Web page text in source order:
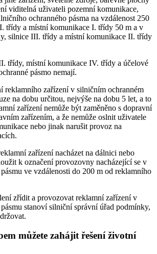
viditelná uživateli pozemní komunikace,
ochranného pásma na vzdálenost 250
třídy a místní komunikace I. třídy 50 m a v
silnice III. třídy a místní komunikace II. třídy
třídy, místní komunikace IV. třídy a účelové
pásmo nemají.
reklamního zařízení v silničním ochranném
na dobu určitou, nejvýše na dobu 5 let, a to
zařízení nemůže být zaměněno s dopravní
zařízením, a že nemůže oslnit uživatele
nebo jinak narušit provoz na
zařízení nacházet na dálnici nebo
k označení provozovny nacházející se v
ve vzdálenosti do 200 m od reklamního
zřídit a provozovat reklamní zařízení v
stanoví silniční správní úřad podmínky,
můžete zahájit řešení životní